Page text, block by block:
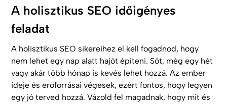
A holisztikus SEO időigényes
feladat
A holisztikus SEO sikereihez el kell fogadnod, hogy
nem lehet egy nap alatt hajót építeni. Sőt, még egy hét
vagy akár több hónap is kevés lehet hozzá. Az ember
ideje és erőforrásai végesek, ezért fontos, hogy legyen
egy jó terved hozzá. Vázold fel magadnak, hogy mit és